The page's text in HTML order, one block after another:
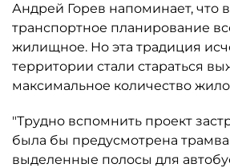
Андрей Горев напоминает, что
транспортное планирование
жилищное. Но эта традиция
территории стали стараться
максимальное количество
"Трудно вспомнить проект
была бы предусмотрена
выделенные полосы для